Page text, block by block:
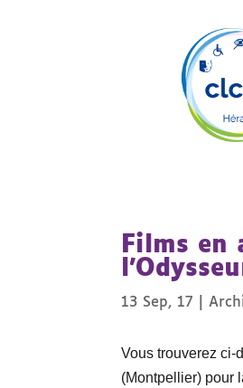
Films en
13 Sep, 17 |
Vous trouverez ci-
(Montpellier) pour